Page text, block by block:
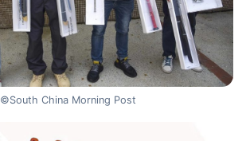
©South China Morning Post